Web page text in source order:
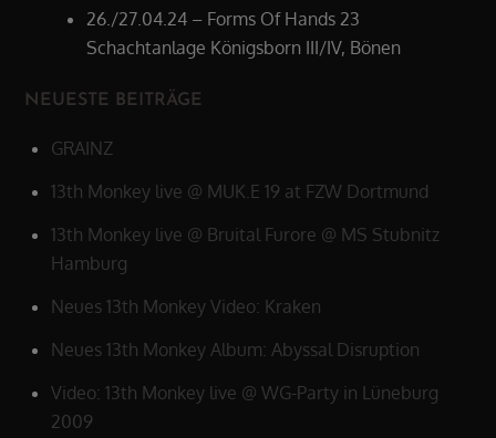
26./27.04.24 – Forms Of Hands 23
Schachtanlage Königsborn III/IV, Bönen
NEUESTE BEITRÄGE
GRAINZ
13th Monkey live @ MUK.E 19 at FZW Dortmund
13th Monkey live @ Bruital Furore @ MS Stubnitz
Hamburg
Neues 13th Monkey Video: Kraken
Neues 13th Monkey Album: Abyssal Disruption
Video: 13th Monkey live @ WG-Party in Lüneburg
2009